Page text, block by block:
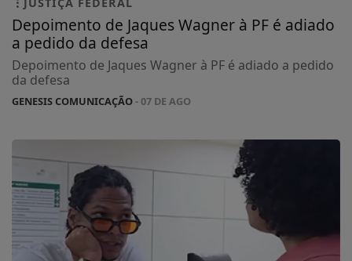
Depoimento de Jaques Wagner à PF é adiado
a pedido da defesa
Depoimento de Jaques Wagner à PF é adiado a pedido
da defesa
GENESIS COMUNICAÇÃO- 07 DE AGO